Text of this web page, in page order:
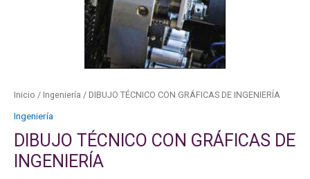
Inicio / Ingeniería / DIBUJO TÉCNICO CON GRÁFICAS DE INGENIERÍA
Ingeniería
DIBUJO TÉCNICO CON GRÁFICAS DE
INGENIERÍA